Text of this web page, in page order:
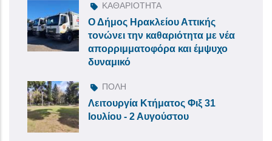
ΚΑΘΑΡΙΟΤΗΤΑ
Ο Δήμος Ηρακλείου Αττικής
τονώνει την καθαριότητα με νέα
απορριμματοφόρα και έμψυχο
δυναμικό
ΠΟΛΗ
Λειτουργία Κτήματος Φιξ 31
Ιουλίου - 2 Αυγούστου